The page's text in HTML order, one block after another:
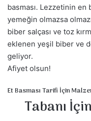
basması. Lezzetinin en
yemeğin olmazsa
biber salçası ve toz
eklenen yeşil biber ve
geliyor.
Afiyet olsun!
Et Basması Tarifi İçin
Tabanı